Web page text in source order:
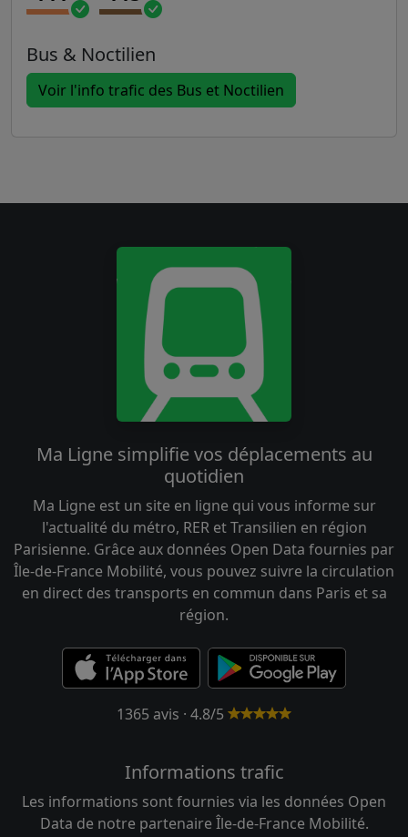
Bus & Noctilien
Voir l'info trafic des Bus et Noctilien
Ma Ligne simplifie vos déplacements au
quotidien
Ma Ligne est un site en ligne qui vous informe sur
l'actualité du métro, RER et Transilien en région
Parisienne. Grâce aux données Open Data fournies par
Île-de-France Mobilité, vous pouvez suivre la circulation
en direct des transports en commun dans Paris et sa
région.
1365 avis · 4.8/5
Informations trafic
Les informations sont fournies via les données Open
Data de notre partenaire Île-de-France Mobilité.